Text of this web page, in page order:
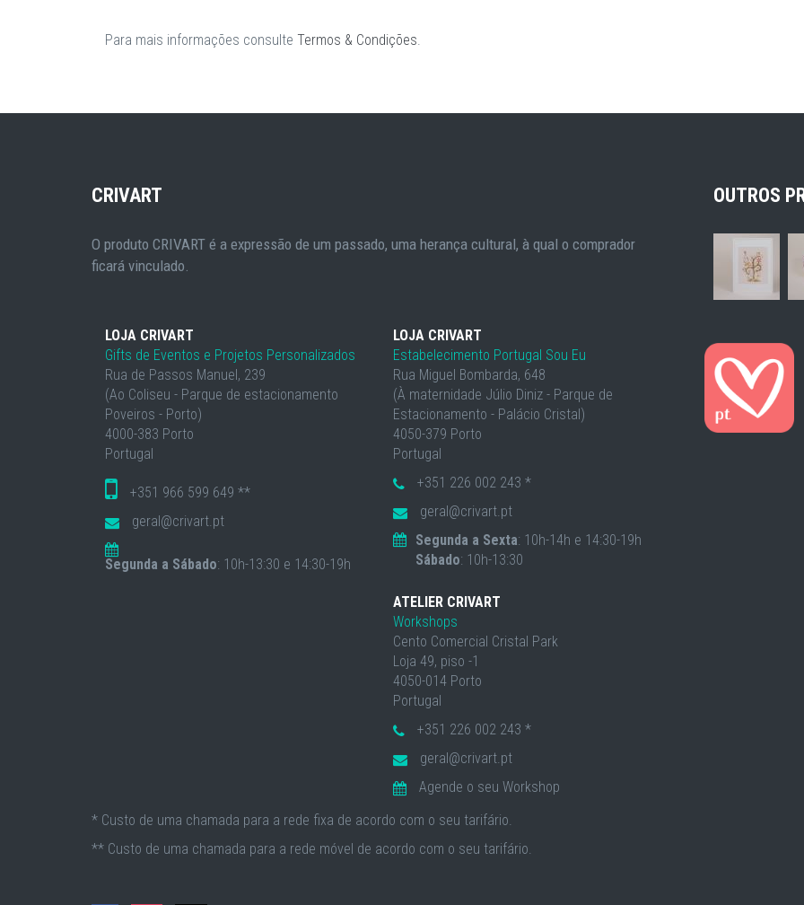
Para mais informações consulte Termos & Condições.
CRIVART
O produto CRIVART é a expressão de um passado, uma herança cultural, à qual o comprador
ficará vinculado.
LOJA CRIVART
Gifts de Eventos e Projetos Personalizados
Rua de Passos Manuel, 239
(Ao Coliseu - Parque de estacionamento
Poveiros - Porto)
4000-383 Porto
Portugal
+351 966 599 649 **
geral@crivart.pt
Segunda a Sábado: 10h-13:30 e 14:30-19h
LOJA CRIVART
Estabelecimento Portugal Sou Eu
Rua Miguel Bombarda, 648
(À maternidade Júlio Diniz - Parque de
Estacionamento - Palácio Cristal)
4050-379 Porto
Portugal
+351 226 002 243 *
geral@crivart.pt
Segunda a Sexta: 10h-14h e 14:30-19h
Sábado: 10h-13:30
ATELIER CRIVART
Workshops
Cento Comercial Cristal Park
Loja 49, piso -1
4050-014 Porto
Portugal
+351 226 002 243 *
geral@crivart.pt
Agende o seu Workshop
OUTROS
* Custo de uma chamada para a rede fixa de acordo com o seu tarifário.
** Custo de uma chamada para a rede móvel de acordo com o seu tarifário.